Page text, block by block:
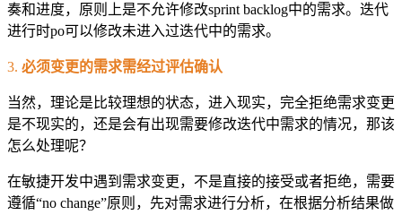
奏和进度，原则上是不允许修改sprint backlog中的需求。迭代
进行时po可以修改未进入过迭代中的需求。
3. 必须变更的需求需经过评估确认
当然，理论是比较理想的状态，进入现实，完全拒绝需求变更
是不现实的，还是会有出现需要修改迭代中需求的情况，那该
怎么处理呢？
在敏捷开发中遇到需求变更，不是直接的接受或者拒绝，需要
遵循“no change”原则，先对需求进行分析，在根据分析结果做